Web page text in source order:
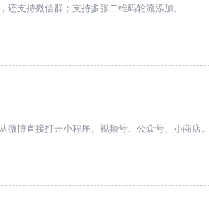
支持微信群；支持多张二维码轮流添加。
微博直接打开小程序、视频号、公众号、小商店